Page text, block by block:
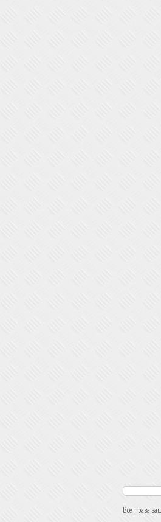
Все права